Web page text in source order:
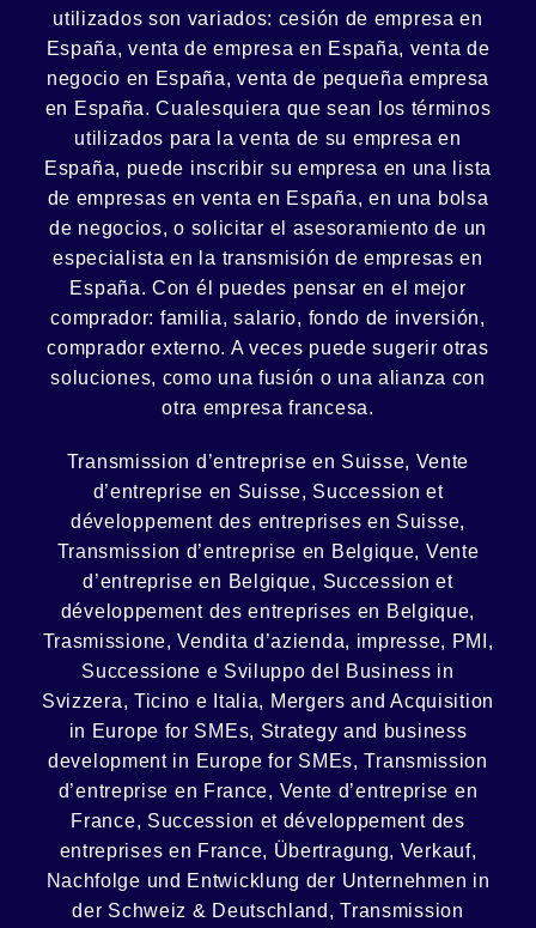
utilizados son variados: cesión de empresa en
España, venta de empresa en España, venta de
negocio en España, venta de pequeña empresa
en España. Cualesquiera que sean los términos
utilizados para la venta de su empresa en
España, puede inscribir su empresa en una lista
de empresas en venta en España, en una bolsa
de negocios, o solicitar el asesoramiento de un
especialista en la transmisión de empresas en
España. Con él puedes pensar en el mejor
comprador: familia,salario, fondo de inversión,
comprador externo. A veces puede sugerir otras
soluciones, como una fusión o unaalianza con
otra empresa francesa.
Transmission d’entreprise en Suisse, Vente
d’entreprise en Suisse, Succession et
développement des entreprises en Suisse,
Transmission d’entreprise en Belgique, Vente
d’entreprise en Belgique, Succession et
développement des entreprises en Belgique,
Trasmissione, Vendita d’azienda, impresse, PMI,
Successione e Sviluppo del Business in
Svizzera, Ticino e Italia, Mergers and Acquisition
in Europe for SMEs, Strategy and business
development in Europe for SMEs,Transmission
d’entreprise en France, Vente d’entreprise en
France, Succession et développement des
entreprises en France, Übertragung, Verkauf,
Nachfolge und Entwicklung der Unternehmen in
der Schweiz & Deutschland ,Transmission